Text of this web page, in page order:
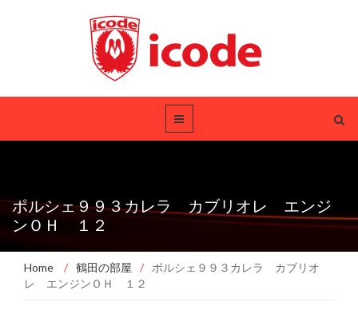
ポルシェ９９３カレラ カブリオレ エンジ
ンＯＨ １２
Home / 鶴田の部屋 /
ポルシェ９９３カレラ カブリオ
レ エンジンＯＨ １２